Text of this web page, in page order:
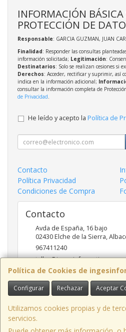
Política de Cookies de
Configurar Rechazar Aceptar
Utilizamos cookies propias y de
servicios.
INFORMACIÓN BÁSICA
PROTECCIÓN DE
Responsable: GARCIA GUZMAN, JUAN
Finalidad: Responder las consultas
información solicitada; Legitimación:
Destinatarios: Solo se realizan cesiones si
Derechos: Acceder, rectificar y suprimir, así
indica en la información adicional;
consultar la información completa de
de Privacidad.
He leído y acepto la Política de
Contacto
Política Privacidad
Condiciones de Compra
Contacto
Avda de España, 16 bajo
02430Elche de la Sierra,
967411240
taller@ingesinformatica.es
Horario
9 a 14 y 17 a 20